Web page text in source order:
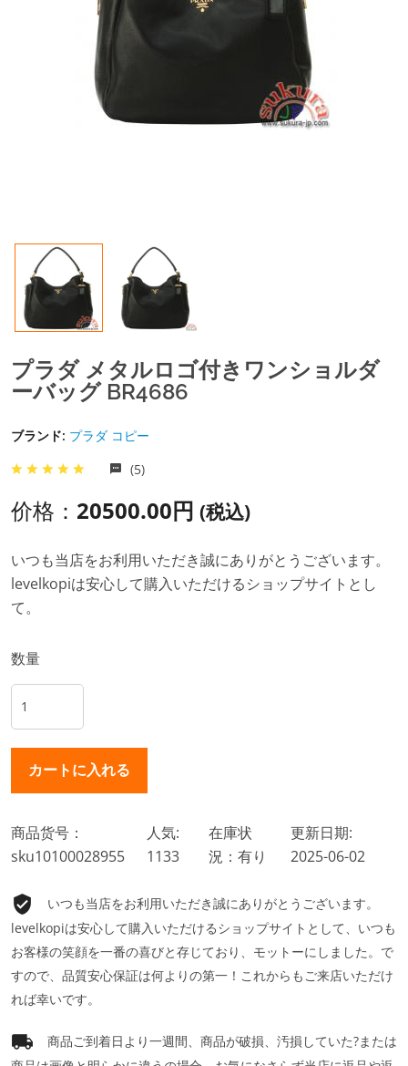
プラダ メタルロゴ付きワンショルダ
ーバッグ BR4686
ブランド: プラダ コピー
(5)
价格： 20500.00円 (税込)
いつも当店をお利用いただき誠にありがとうございます。
levelkopiは安心して購入いただけるショップサイトとし
て。
数量
商品货号：
sku10100028955
人気:
1133
在庫状
況：有り
更新日期:
2025-06-02
いつも当店をお利用いただき誠にありがとうございます。
levelkopiは安心して購入いただけるショップサイトとして、いつも
お客様の笑顔を一番の喜びと存じており、モットーにしました。で
すので、品質安心保証は何よりの第一！これからもご来店いただけ
れば幸いです。
商品ご到着日より一週間、商品が破損、汚損していた?または